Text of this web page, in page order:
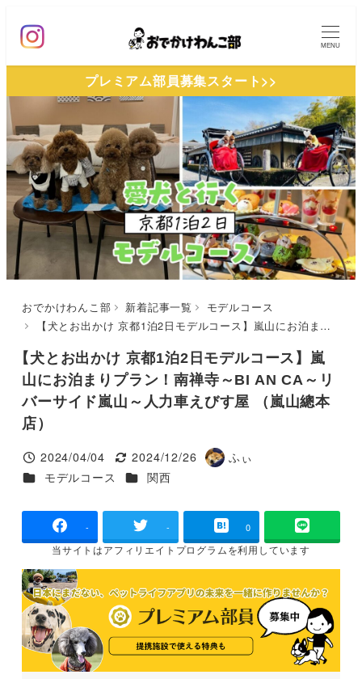
ン
ン
テ
ン
ツ
へ
移
動
MENU
プレミアム部員募集スタート>>
おでかけわんこ部 新着記事一覧
モデルコース
【犬とお出かけ 京都1泊2日モデルコース】嵐山にお泊まりプラン！南禅寺～BI AN CA～リバーサイド嵐山～人力車えびす屋 （嵐山總本店）
【犬とお出かけ 京都1泊2日モデルコース】嵐
山にお泊まりプラン！南禅寺～BI AN CA～リ
バーサイド嵐山～人力車えびす屋 （嵐山總本
店）
投稿日
2024/04/04
更新日
2024/12/26
著
ふぃ
カテゴリー
モデルコース カテゴリー
関西
- - 0
当サイトはアフィリエイトプログラムを利用しています